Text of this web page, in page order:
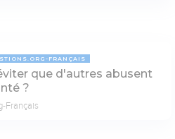
FRANÇAIS
que d'autres abusent
?
Français